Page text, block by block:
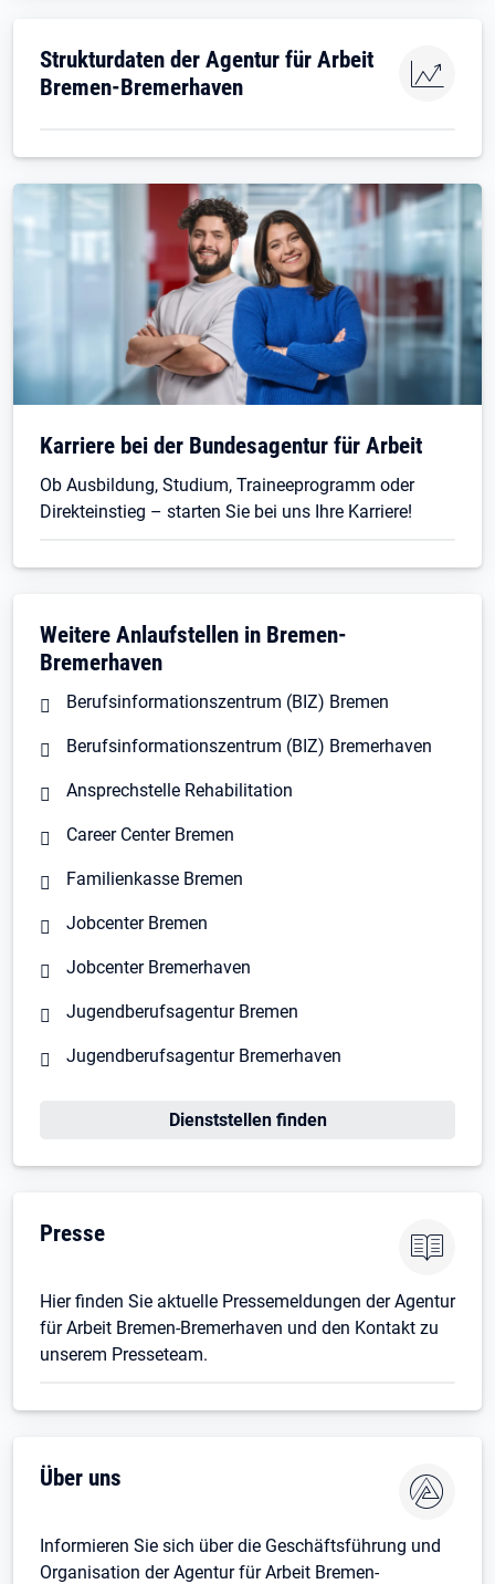
Strukturdaten der Agentur für Arbeit
Bremen-Bremerhaven
Karriere bei der Bundesagentur für Arbeit
Ob Ausbildung, Studium, Traineeprogramm oder
Direkteinstieg – starten Sie bei uns Ihre Karriere!
Weitere Anlaufstellen in Bremen-
Bremerhaven
Berufsinformationszentrum (BIZ) Bremen
Berufsinformationszentrum (BIZ) Bremerhaven
Ansprechstelle Rehabilitation
Career Center Bremen
Familienkasse Bremen
Jobcenter Bremen
Jobcenter Bremerhaven
Jugendberufsagentur Bremen
Jugendberufsagentur Bremerhaven
Dienststellen finden
Presse
Hier finden Sie aktuelle Pressemeldungen der Agentur
für Arbeit Bremen-Bremerhaven und den Kontakt zu
unserem Presseteam.
Über uns
Informieren Sie sich über die Geschäftsführung und
Organisation der Agentur für Arbeit Bremen-